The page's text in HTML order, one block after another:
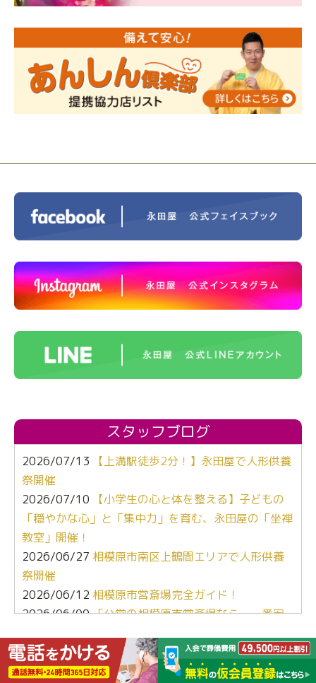
人形供養 寄付のご報告
2023/12/16終活なるほど教室＠小さな家族葬ハウ
ス®上鶴間 エンディングノートを書いてみよう！
2023/11/29 永田屋創業110周年記念式典 レンブラ
ントホテル東京町田
スタッフブログ
2026/07/13
【上溝駅徒歩2分！】永田屋で人形供養
祭開催
2026/07/10
【小学生の心と体を整える】子どもの
「穏やかな心」と「集中力」を育む、永田屋の「坐禅
教室」開催！
2026/06/27 相模原市南区上鶴間エリアで人形供養
祭開催
2026/06/12 相模原市営斎場完全ガイド！
2026/06/09「公営の相模原市営斎場なら、一番安
2026/05/12 【ぶっちゃけ比較】葬儀社選び、キー
ワードは「心」と「地元愛」でした。